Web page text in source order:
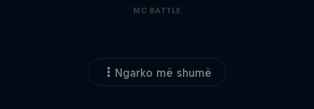
MC BATTLE
Ngarko më shumë